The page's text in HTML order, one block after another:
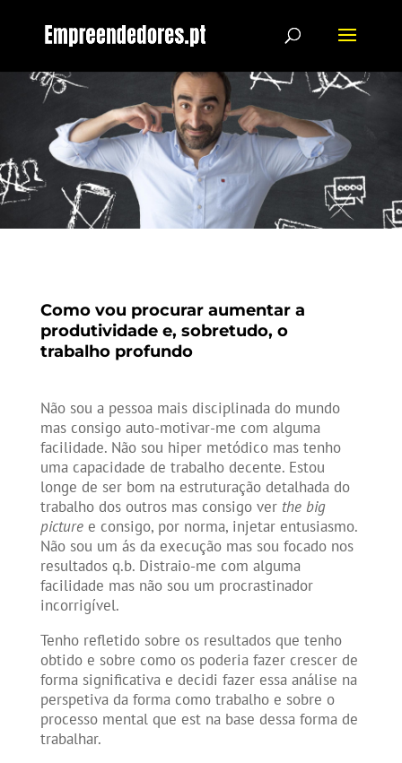
Como vou procurar aumentar a
produtividade e, sobretudo, o
trabalho profundo
Não sou a pessoa mais disciplinada do mundo
mas consigo auto-motivar-me com alguma
facilidade. Não sou hiper metódico mas tenho
uma capacidade de trabalho decente. Estou
longe de ser bom na estruturação detalhada do
trabalho dos outros mas consigo ver the big
picturee consigo, por norma, injetar entusiasmo.
Não sou um ás da execução mas sou focado nos
resultados q.b. Distraio-me com alguma
facilidade mas não sou um procrastinador
incorrigível.
Tenho refletido sobre os resultados que tenho
obtido e sobre como os poderia fazer crescer de
forma significativa e decidi fazer essa análise na
perspetiva da forma como trabalho e sobre o
processo mental que est na base dessa forma de
trabalhar.